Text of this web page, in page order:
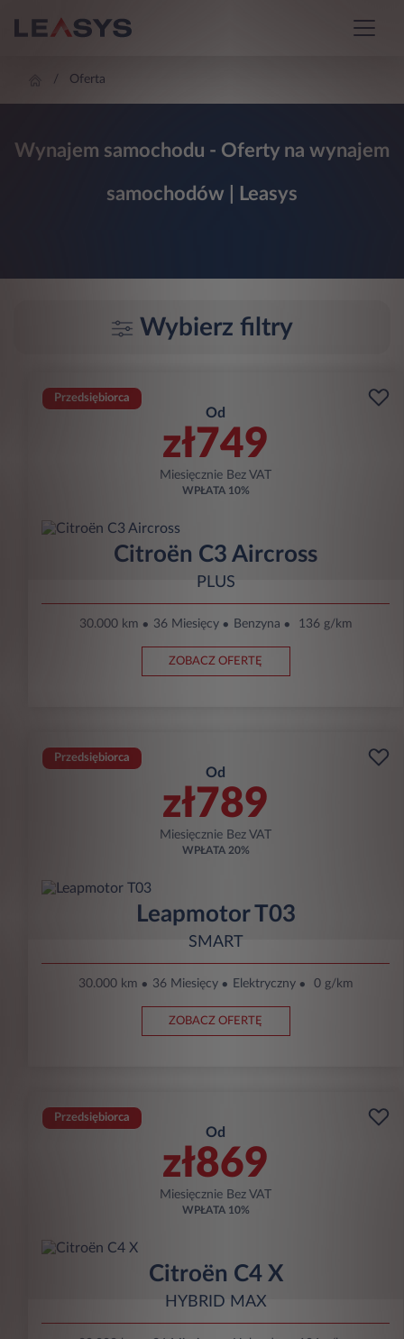
Oferta
Wynajem samochodu - Oferty na wynajem
samochodów | Leasys
Wybierz filtry
Przedsiębiorca
Od
zł749
Miesięcznie Bez VAT
WPŁATA 10%
Citroën C3 Aircross
PLUS
30.000 km 36 Miesięcy Benzyna 136 g/km
ZOBACZ OFERTĘ
Przedsiębiorca
Od
zł789
Miesięcznie Bez VAT
WPŁATA 20%
Leapmotor T03
SMART
30.000 km 36 Miesięcy Elektryczny 0 g/km
ZOBACZ OFERTĘ
Przedsiębiorca
Od
zł869
Miesięcznie Bez VAT
WPŁATA 10%
Citroën C4 X
HYBRID MAX